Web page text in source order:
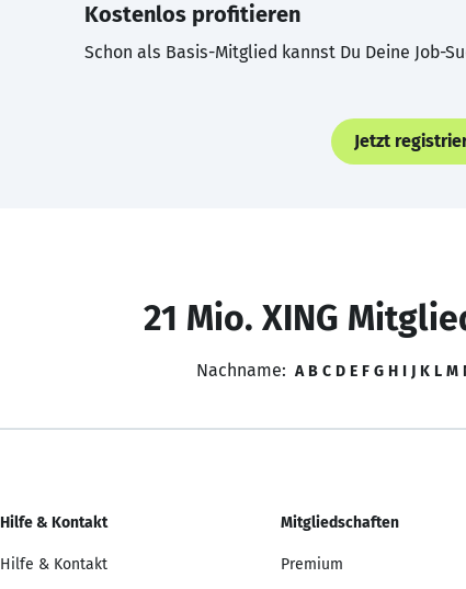
Kostenlos profitieren
Schon als Basis-Mitglied kannst Du Deine Job-
Jetzt
21 Mio. XING
Nachname: A B C D E F G H I J K L M
Hilfe & Kontakt
Hilfe & Kontakt
Mitgliedschaften
Premium